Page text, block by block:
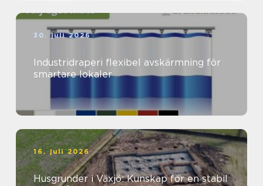
30. juli 2026
Industridraperi flexibel avskärmning för
smartare lokaler
16. juli 2026
Husgrunder i Växjö: Kunskap för en stabil